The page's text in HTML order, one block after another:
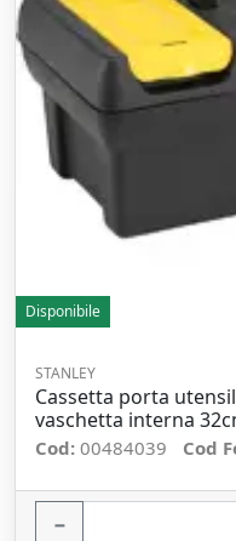
Disponibile
STANLEY
Cassetta porta
vaschetta interna
Cod: 00484039 Cod
−